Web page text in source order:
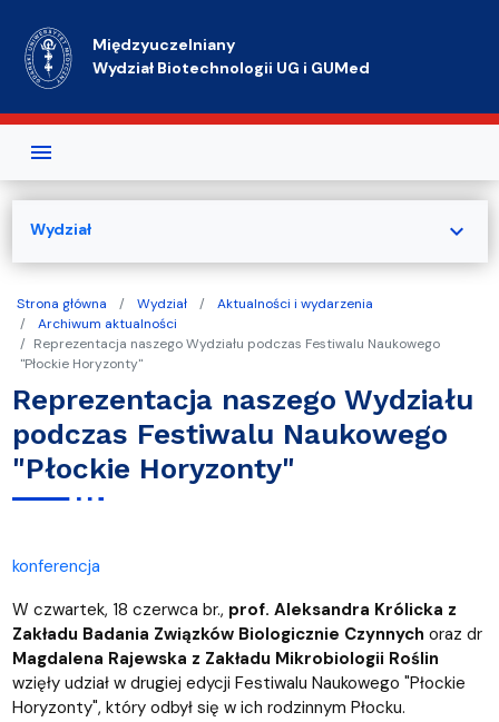
Międzyuczelniany
Wydział Biotechnologii UG i GUMed
Strona główna Wydział
Aktualności i wydarzenia
Archiwum aktualności
Reprezentacja naszego Wydziału podczas Festiwalu Naukowego
"Płockie Horyzonty"
Reprezentacja naszego Wydziału
podczas Festiwalu Naukowego
"Płockie Horyzonty"
konferencja
W czwartek, 18 czerwca br., prof. Aleksandra Królicka z
Zakładu Badania Związków Biologicznie Czynnych oraz dr
Magdalena Rajewska z Zakładu Mikrobiologii Roślin
wzięły udział w drugiej edycji Festiwalu Naukowego "Płockie
Horyzonty", który odbył się w ich rodzinnym Płocku.
Wydział expand_more